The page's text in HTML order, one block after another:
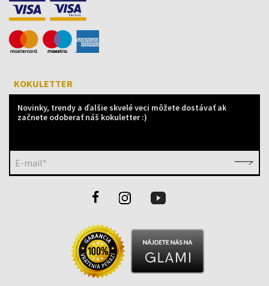
KOKULETTER
Novinky, trendy a ďalšie skvelé veci môžete dostávať ak
začnete odoberať náš kokuletter :)
E-mail*